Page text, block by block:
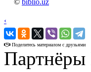
‹
›
Поделитесь материалом с друзьями
Партнёры